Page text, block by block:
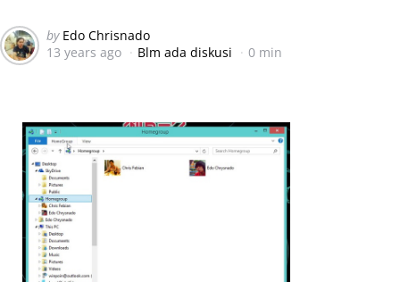
Posted
by
by Edo Chrisnado
13 years ago
Blm ada diskusi 0 min